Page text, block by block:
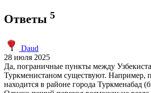
Ответы 5
Daud
28 июля 2025
Да, пограничные пункты между
Туркменистаном существуют. Например,
находится в районе города Туркменабад